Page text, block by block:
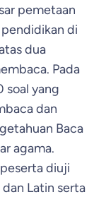
pemetaan
di
dua
Pada
soal yang
dan
Baca
agama.
diuji
Latin serta